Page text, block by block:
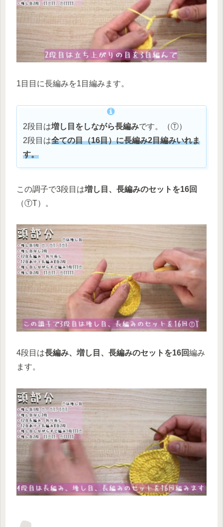
1目目に長編みを1目編みます。
2段目は増し目をしながら長編みです。（Ⓣ）
2段目は全ての目（16目）に長編み2目編みいれま
す。
この調子で3段目は増し目、長編みのセットを16回
（ⓉT）。
4段目は長編み、増し目、長編みのセットを16回編み
ます。